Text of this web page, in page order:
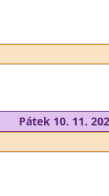
Pátek 10. 11.